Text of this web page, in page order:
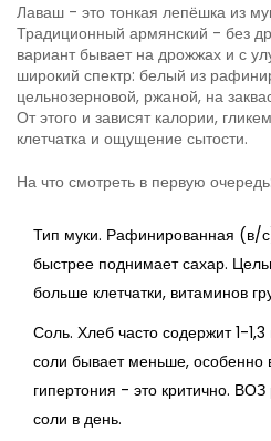
Лаваш - это тонкая лепёшка из
Традиционный армянский - без
вариант бывает на дрожжах и с
широкий спектр: белый из
цельнозерновой, ржаной, на
От этого и зависят калории,
клетчатка и ощущение сытости.
На что смотреть в первую очередь:
Тип муки. Рафинированная (в/
быстрее поднимает сахар.
больше клетчатки, витаминов
Соль. Хлеб часто содержит 1-
соли бывает меньше,
гипертония - это критично.
соли в день.